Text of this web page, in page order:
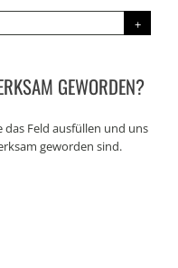
GEWORDEN?
Feld ausfüllen und uns
geworden sind.